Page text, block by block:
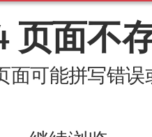
页面不
可能拼写错误